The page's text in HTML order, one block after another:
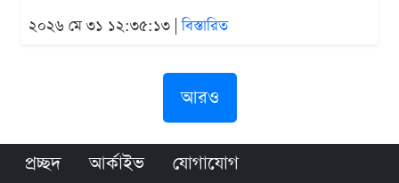
২০২৬ মে ৩১ ১২:৩৫:১৩ |বিস্তারিত
আরও
প্রচ্ছদ আর্কাইভ যোগাযোগ